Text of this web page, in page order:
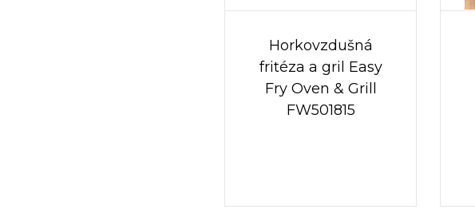
Horkovzdušná
fritéza a gril Easy
Fry Oven & Grill
FW501815